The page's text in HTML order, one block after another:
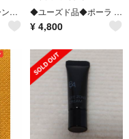
POLA B.A アイゾーンクリーム N 6g ◆ユーズド品◆ポーラ POLA B.A アイゾーンクリーム 26g
¥ 4,800